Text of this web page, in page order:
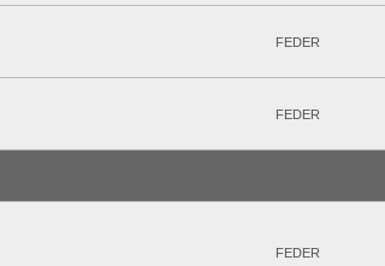
FEDER
FEDER
FEDER